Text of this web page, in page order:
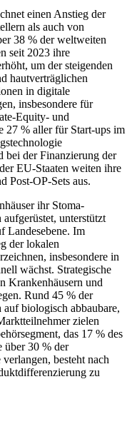
einen Anstieg der
als auch von
38 % der weltweiten
seit 2023 ihre
um der steigenden
hautverträglichen
in digitale
insbesondere für
Equity- und
27 % aller für Start-ups im
bei der Finanzierung der
EU-Staaten weiten ihre
Post-OP-Sets aus.
ihr Stoma-
unterstützt
Landesebene. Im
der lokalen
insbesondere in
wächst. Strategische
Krankenhäusern und
Rund 45 % der
biologisch abbaubare,
zielen
das 17 % des
über 30 % der
besteht nach
zu